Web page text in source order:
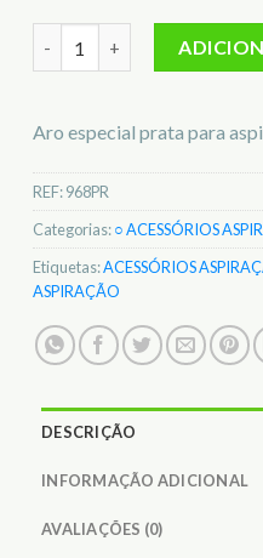
Aro especial prata para
REF:968PR
Categorias:○ ACESSÓRIOS
Etiquetas:ACESSÓRIOS
ASPIRAÇÃO
DESCRIÇÃO
INFORMAÇÃO ADICIONAL
AVALIAÇÕES (0)